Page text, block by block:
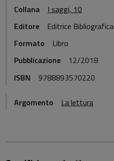
Collana
I saggi, 10
Editore
Editrice Bibliografica
Formato
Libro
Pubblicazione
12/2018
ISBN
9788893570220
Argomento La lettura